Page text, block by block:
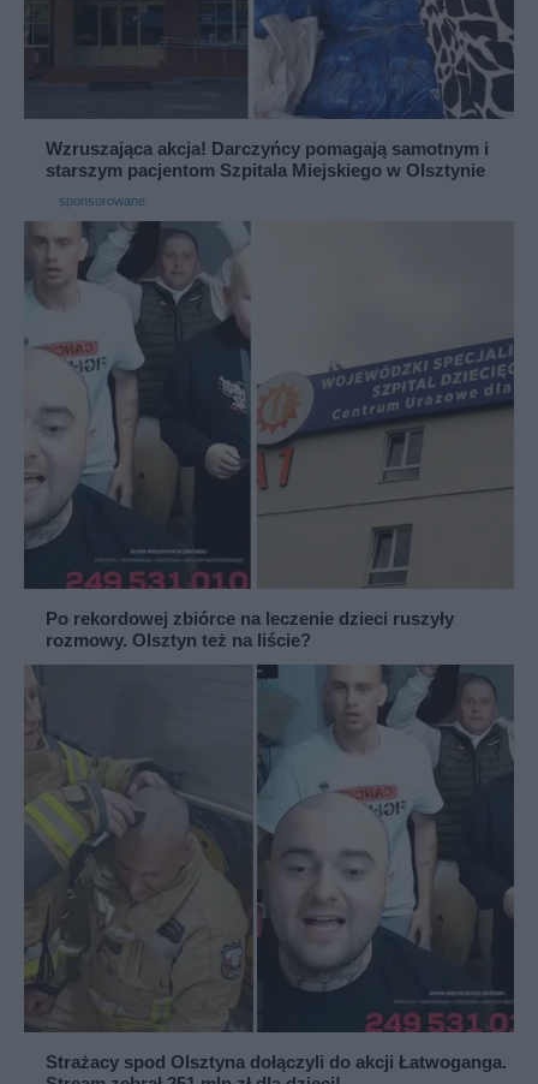
Wzruszająca akcja! Darczyńcy pomagają samotnym i
starszym pacjentom Szpitala Miejskiego w Olsztynie
sponsorowane
Po rekordowej zbiórce na leczenie dzieci ruszyły
rozmowy. Olsztyn też na liście?
Strażacy spod Olsztyna dołączyli do akcji Łatwoganga.